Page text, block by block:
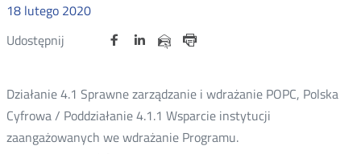
18 lutego 2020
Udostępnij
Udostępnij
Otwórz Udostępnij
na
OtwórzUdostępnij
na
OtwórzUdostępnij
przez
Działanie 4.1 Sprawne zarządzanie i wdrażanie POPC, Polska
Cyfrowa / Poddziałanie 4.1.1 Wsparcie instytucji
zaangażowanych we wdrażanie Programu.